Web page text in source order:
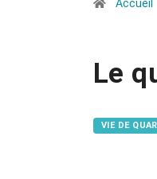
Accueil
Le
VIE DE